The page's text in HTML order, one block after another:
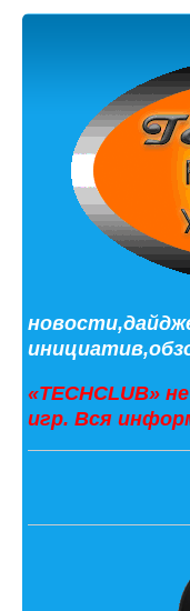
«TECHCLUB»
игр. Вся